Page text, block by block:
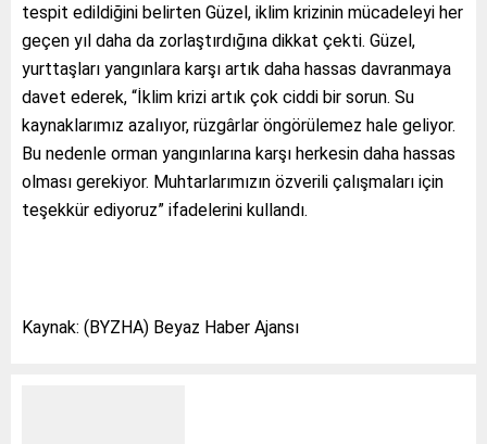
tespit edildiğini belirten Güzel, iklim krizinin mücadeleyi her
geçen yıl daha da zorlaştırdığına dikkat çekti. Güzel,
yurttaşları yangınlara karşı artık daha hassas davranmaya
davet ederek, “İklim krizi artık çok ciddi bir sorun. Su
kaynaklarımız azalıyor, rüzgârlar öngörülemez hale geliyor.
Bu nedenle orman yangınlarına karşı herkesin daha hassas
olması gerekiyor. Muhtarlarımızın özverili çalışmaları için
teşekkür ediyoruz” ifadelerini kullandı.
Kaynak: (BYZHA) Beyaz Haber Ajansı